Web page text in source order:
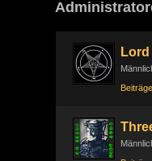
Beiträge